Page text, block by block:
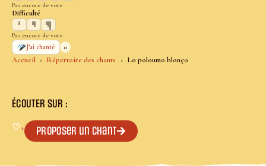
Accueil Répertoire des chants Lo poloumo blonço
Pas encore de vote
Difficulté
Pas encore de vote
J’ai chanté
0
ÉCOUTER SUR :
♡+ Proposer un chant